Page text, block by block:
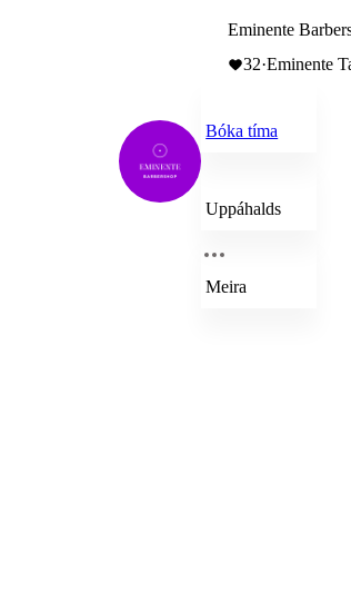
Eminente
32·Eminente
Bóka tíma
Uppáhalds
Meira